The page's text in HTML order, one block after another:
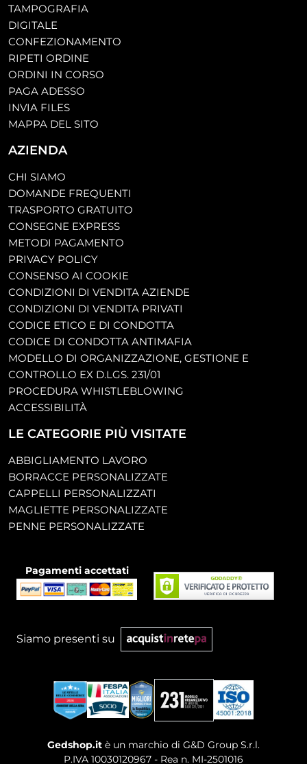
TAMPOGRAFIA
DIGITALE
CONFEZIONAMENTO
RIPETI ORDINE
ORDINI IN CORSO
PAGA ADESSO
INVIA FILES
MAPPA DEL SITO
AZIENDA
CHI SIAMO
DOMANDE FREQUENTI
TRASPORTO GRATUITO
CONSEGNE EXPRESS
METODI PAGAMENTO
PRIVACY POLICY
CONSENSO AI COOKIE
CONDIZIONI DI VENDITA AZIENDE
CONDIZIONI DI VENDITA PRIVATI
CODICE ETICO E DI CONDOTTA
CODICE DI CONDOTTA ANTIMAFIA
MODELLO DI ORGANIZZAZIONE, GESTIONE E
CONTROLLO EX D.LGS. 231/01
PROCEDURA WHISTLEBLOWING
ACCESSIBILITÀ
LE CATEGORIE PIÙ VISITATE
ABBIGLIAMENTO LAVORO
BORRACCE PERSONALIZZATE
CAPPELLI PERSONALIZZATI
MAGLIETTE PERSONALIZZATE
PENNE PERSONALIZZATE
Pagamenti accettati
Siamo presenti su
Gedshop.it è un marchio di G&D Group S.r.l.
P.IVA 10030120967 - Rea n. MI-2501016